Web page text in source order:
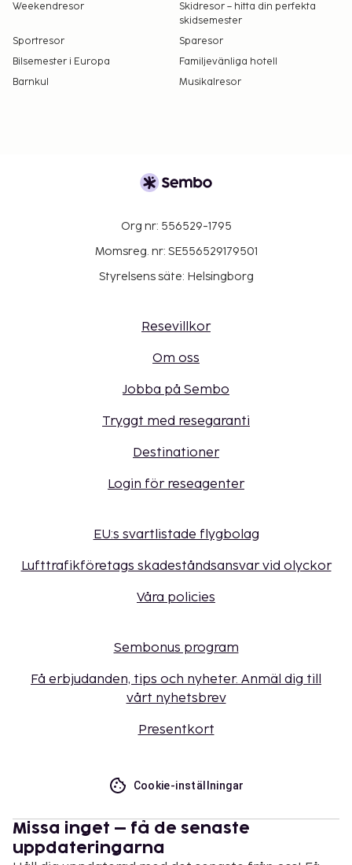
Weekendresor
Skidresor – hitta din perfekta
skidsemester
Sportresor
Sparesor
Bilsemester i Europa
Familjevänliga hotell
Barnkul
Musikalresor
Org nr: 556529-1795
Momsreg. nr: SE556529179501
Styrelsens säte: Helsingborg
Resevillkor
Om oss
Jobba på Sembo
Tryggt med resegaranti
Destinationer
Login för reseagenter
EU:s svartlistade flygbolag
Lufttrafikföretags skadeståndsansvar vid olyckor
Våra policies
Sembonus program
Få erbjudanden, tips och nyheter. Anmäl dig till
vårt nyhetsbrev
Presentkort
Cookie-inställningar
Missa inget – få de senaste
uppdateringarna